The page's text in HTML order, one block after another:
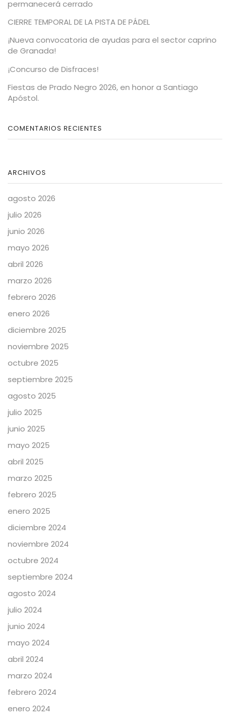
permanecerá cerrado
CIERRE TEMPORAL DE LA PISTA DE PÁDEL
¡Nueva convocatoria de ayudas para el sector caprino
de Granada!
¡Concurso de Disfraces!
Fiestas de Prado Negro 2026, en honor a Santiago
Apóstol.
COMENTARIOS RECIENTES
ARCHIVOS
agosto 2026
julio 2026
junio 2026
mayo 2026
abril 2026
marzo 2026
febrero 2026
enero 2026
diciembre 2025
noviembre 2025
octubre 2025
septiembre 2025
agosto 2025
julio 2025
junio 2025
mayo 2025
abril 2025
marzo 2025
febrero 2025
enero 2025
diciembre 2024
noviembre 2024
octubre 2024
septiembre 2024
agosto 2024
julio 2024
junio 2024
mayo 2024
abril 2024
marzo 2024
febrero 2024
enero 2024